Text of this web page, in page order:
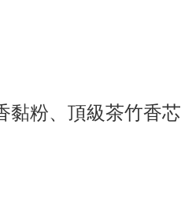
黏粉、頂級茶竹香芯